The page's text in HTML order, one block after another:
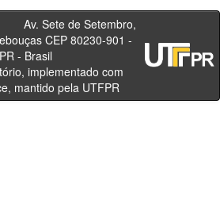
de Setembro,
CEP 80230-901 -
- PR - Brasil
implementado com
mantido pela UTFPR